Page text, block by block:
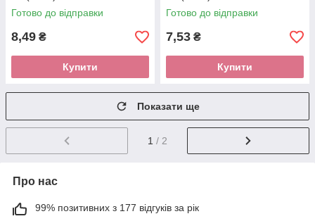
Готово до відправки
8,49 ₴
Купити
Готово до відправки
7,53 ₴
Купити
Показати ще
1 / 2
Про нас
99% позитивних з 177 відгуків за рік